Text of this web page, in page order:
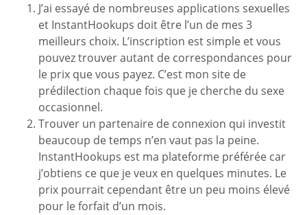
J’ai essayé de nombreuses applications sexuelles
et InstantHookups doit être l’un de mes 3
meilleurs choix. L’inscription est simple et vous
pouvez trouver autant de correspondances pour
le prix que vous payez. C’est mon site de
prédilection chaque fois que je cherche du sexe
occasionnel.
Trouver un partenaire de connexion qui investit
beaucoup de temps n’en vaut pas la peine.
InstantHookups est ma plateforme préférée car
j’obtiens ce que je veux en quelques minutes. Le
prix pourrait cependant être un peu moins élevé
pour le forfait d’un mois.